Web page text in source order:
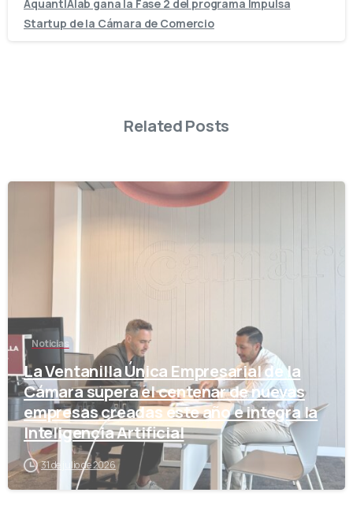
AquantIAlab gana la Fase 2 del programa Impulsa
Startup de la Cámara de Comercio
Related Posts
Noticias
La Ventanilla Única Empresarial de la
Cámara supera el centenar de nuevas
empresas creadas este año e integra la
Inteligencia Artificial
31 de julio de 2026